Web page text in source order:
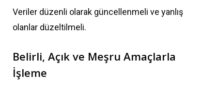
Veriler düzenli olarak güncellenmeli ve yanlış
olanlar düzeltilmeli.
Belirli, Açık ve Meşru Amaçlarla
İşleme